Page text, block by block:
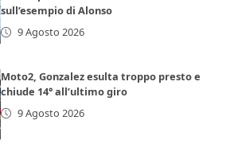
sull’esempio di Alonso
9 Agosto 2026
Moto2, Gonzalez esulta troppo presto e
chiude 14° all’ultimo giro
9 Agosto 2026